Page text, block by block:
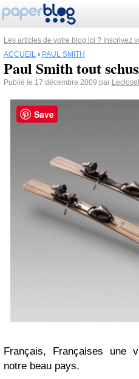
Les articles de votre blog ici ? Inscrivez
ACCUEIL › PAUL SMITH
Paul Smith tout
Publié le 17 décembre 2009 par Lecloset
Français, Françaises une
notre beau pays.
Save